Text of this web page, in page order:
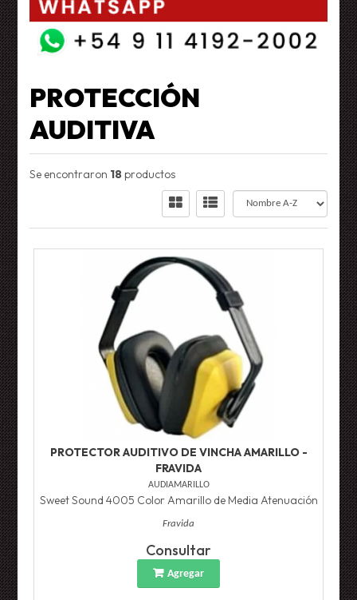
PROTECCIÓN
AUDITIVA
Se encontraron 18productos
PROTECTOR AUDITIVO DE VINCHA AMARILLO -
FRAVIDA
AUDIAMARILLO
Sweet Sound 4005 Color Amarillo de Media Atenuación
Fravida
Consultar
Agregar